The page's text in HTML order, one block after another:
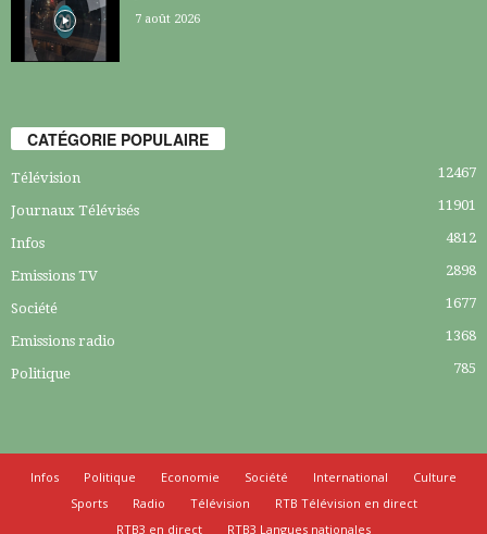
7 août 2026
CATÉGORIE POPULAIRE
Télévision 12467
Journaux Télévisés 11901
Infos 4812
Emissions TV 2898
Société 1677
Emissions radio 1368
Politique 785
Infos Politique Economie Société International
Culture
Sports
Radio Télévision
RTB Télévision en direct
RTB3 en direct
RTB3 Langues nationales